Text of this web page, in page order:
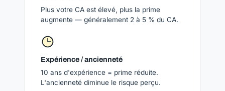
Plus votre CA est élevé, plus la prime
augmente — généralement 2 à 5 % du CA.
Expérience / ancienneté
10 ans d'expérience = prime réduite.
L'ancienneté diminue le risque perçu.